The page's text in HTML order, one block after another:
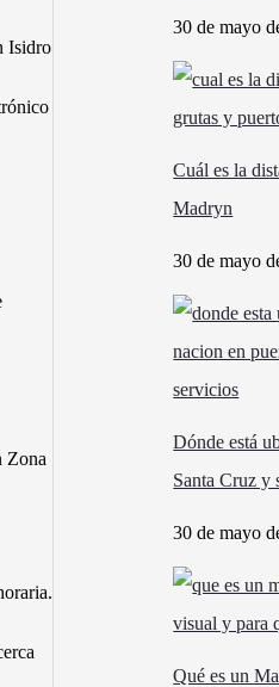
Isidro
Zona
30 de mayo
Cuál es la
Madryn
30 de mayo
Dónde está
Santa Cruz y
30 de mayo
Qué es un